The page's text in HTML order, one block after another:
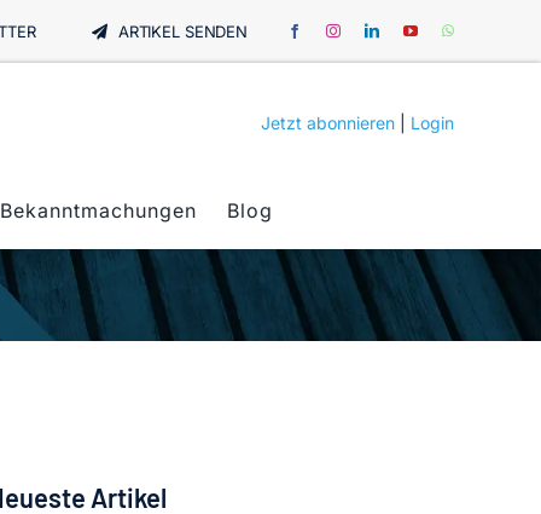
ARTIKEL SENDEN
Jetzt abonnieren Login
Bekanntmachungen Blog
Artikel